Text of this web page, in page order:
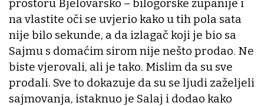
prostoru Bjelovarsko – bilogorske županije i
na vlastite oči se uvjerio kako u tih pola sata
nije bilo sekunde, a da izlagač koji je bio sa
Sajmu s domaćim sirom nije nešto prodao. Ne
biste vjerovali, ali je tako. Mislim da su sve
prodali. Sve to dokazuje da su se ljudi zaželjeli
sajmovanja, istaknuo je Salaj i dodao kako